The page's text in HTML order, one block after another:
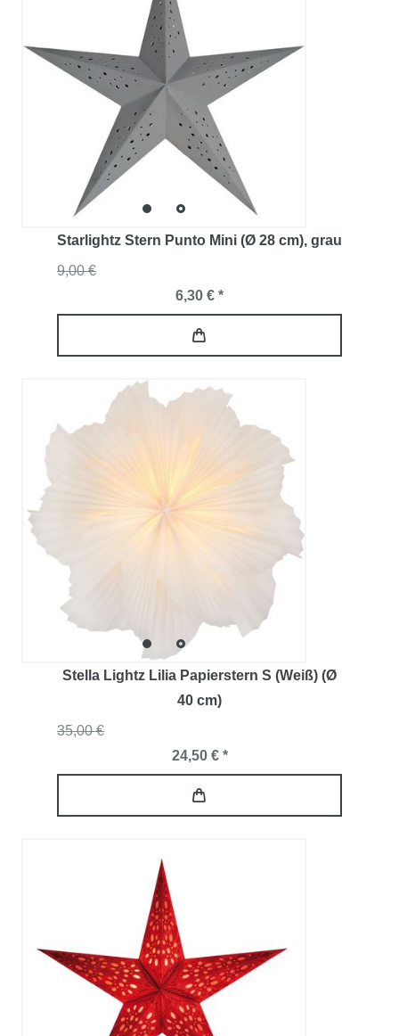
Starlightz Stern Punto Mini (Ø 28 cm), grau
9,00 €
6,30 € *
Stella Lightz Lilia Papierstern S (Weiß) (Ø
40 cm)
35,00 €
24,50 € *